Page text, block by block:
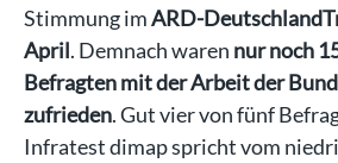
Stimmung imARD-
April. Demnach waren nur noch
Befragten mit der Arbeit der
zufrieden. Gut vier von fünf
Infratest dimap spricht vom